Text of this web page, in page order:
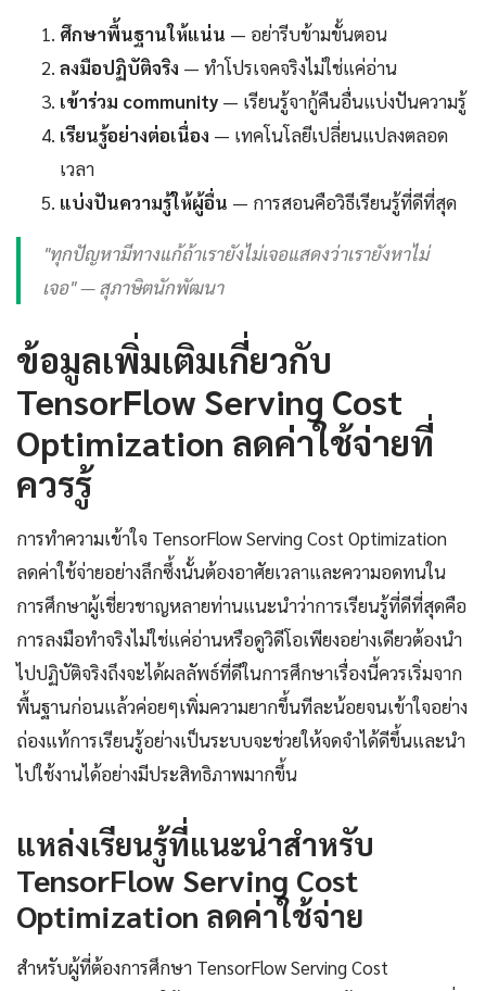
ศึกษาพื้นฐานให้แน่น — อย่ารีบข้ามขั้นตอน
ลงมือปฏิบัติจริง — ทำโปรเจคจริงไม่ใช่แค่อ่าน
เข้าร่วม community — เรียนรู้จากู้คืนอื่นแบ่งปันความรู้
เรียนรู้อย่างต่อเนื่อง — เทคโนโลยีเปลี่ยนแปลงตลอด
เวลา
แบ่งปันความรู้ให้ผู้อื่น — การสอนคือวิธีเรียนรู้ที่ดีที่สุด
"ทุกปัญหามีทางแก้ถ้าเรายังไม่เจอแสดงว่าเรายังหาไม่
เจอ" — สุภาษิตนักพัฒนา
ข้อมูลเพิ่มเติมเกี่ยวกับ
TensorFlow Serving Cost
Optimization ลดค่าใช้จ่ายที่
ควรรู้
การทำความเข้าใจ TensorFlow Serving Cost Optimization
ลดค่าใช้จ่ายอย่างลึกซึ้งนั้นต้องอาศัยเวลาและความอดทนใน
การศึกษาผู้เชี่ยวชาญหลายท่านแนะนำว่าการเรียนรู้ที่ดีที่สุดคือ
การลงมือทำจริงไม่ใช่แค่อ่านหรือดูวิดีโอเพียงอย่างเดียวต้องนำ
ไปปฏิบัติจริงถึงจะได้ผลลัพธ์ที่ดีในการศึกษาเรื่องนี้ควรเริ่มจาก
พื้นฐานก่อนแล้วค่อยๆเพิ่มความยากขึ้นทีละน้อยจนเข้าใจอย่าง
ถ่องแท้การเรียนรู้อย่างเป็นระบบจะช่วยให้จดจำได้ดีขึ้นและนำ
ไปใช้งานได้อย่างมีประสิทธิภาพมากขึ้น
แหล่งเรียนรู้ที่แนะนำสำหรับ
TensorFlow Serving Cost
Optimization ลดค่าใช้จ่าย
สำหรับผู้ที่ต้องการศึกษา TensorFlow Serving Cost